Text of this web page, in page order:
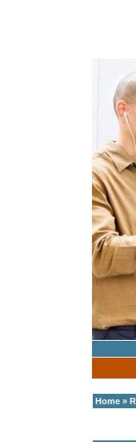
Home » R